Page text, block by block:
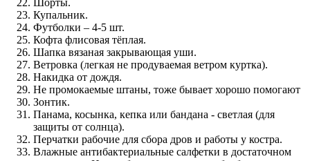
Купальник.
Футболки – 4-5 шт.
Кофта флисовая тёплая.
Шапка вязаная закрывающая уши.
Ветровка (легкая не продуваемая ветром куртка).
Накидка от дождя.
Не промокаемые штаны, тоже бывает хорошо помогают
Зонтик.
Панама, косынка, кепка или бандана - светлая (для
защиты от солнца).
Перчатки рабочие для сбора дров и работы у костра.
Влажные антибактериальные салфетки в достаточном